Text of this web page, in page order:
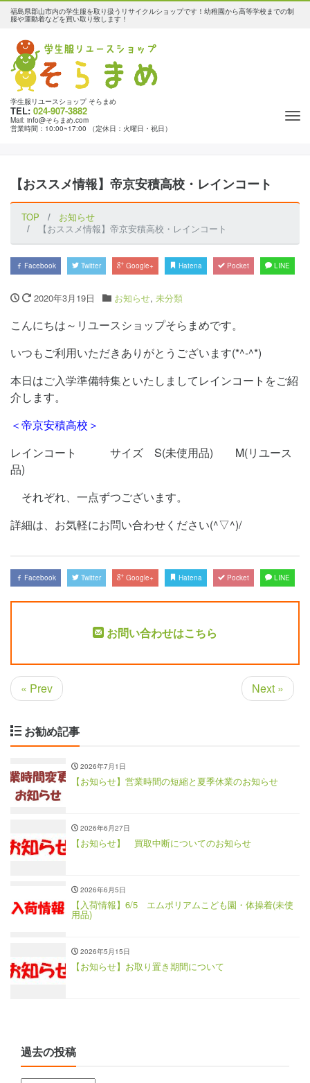
福島県郡山市内の学生服を取り扱うリサイクルショップです！幼稚園から高等学校までの制
服や運動着などを買い取り致します！
学生服リユースショップ そらまめ
TEL: 024-907-3882
Mail: info@そらまめ.com
営業時間：10:00~17:00 （定休日：火曜日・祝日）
【おススメ情報】帝京安積高校・レインコート
TOP
お知らせ
【おススメ情報】帝京安積高校・レインコート
Facebook Twitter Google+ Hatena Pocket LINE
2020年3月19日 お知らせ, 未分類
こんにちは～リユースショップそらまめです。
いつもご利用いただきありがとうございます(*^-^*)
本日はご入学準備特集といたしましてレインコートをご紹
介します。
＜帝京安積高校＞
レインコート サイズ S(未使用品) M(リユース
品)
それぞれ、一点ずつございます。
詳細は、お気軽にお問い合わせください(^▽^)/
Facebook Twitter Google+ Hatena Pocket LINE
お問い合わせはこちら
« Prev Next »
お勧め記事
2026年7月1日
【お知らせ】営業時間の短縮と夏季休業のお知らせ
2026年6月27日
【お知らせ】 買取中断についてのお知らせ
2026年6月5日
【入荷情報】6/5 エムポリアムこども園・体操着(未使
用品)
2026年5月15日
【お知らせ】お取り置き期間について
過去の投稿